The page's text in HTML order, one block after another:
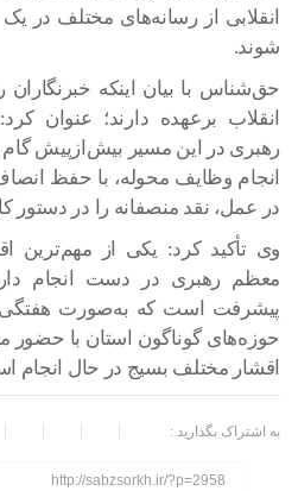
انقلابی از رسانه‌های مختلف در
شوند.
حق‌شناس با بیان اینکه
انقلاب برعهده دارند؛ عنوان
رهبری در این مسیر بیش‌ازپیش گام
انجام وظایف محوله، با حفظ
در عمل، نقد منصفانه را در دستور
وی تأکید کرد: یکی از مهم‌ترین
معظم رهبری در دست انجام
پیشرفت است که به‌صورت هفتگی
حوزه‌های گوناگون استان با حضور
اقشار مختلف بسیج در حال انجام
به اشتراک بگذارید :
http://sabzsorkh.ir/?p=2958